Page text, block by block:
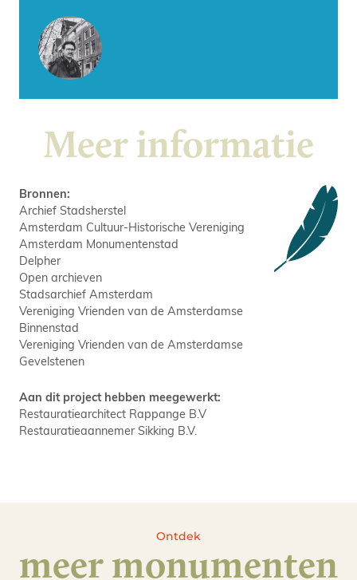
Meer informatie
Bronnen:
Archief Stadsherstel
Amsterdam Cultuur-Historische Vereniging
Amsterdam Monumentenstad
Delpher
Open archieven
Stadsarchief Amsterdam
Vereniging Vrienden van de Amsterdamse
Binnenstad
Vereniging Vrienden van de Amsterdamse
Gevelstenen
Aan dit project hebben meegewerkt:
Restauratiearchitect Rappange B.V
Restauratieaannemer Sikking B.V.
Ontdek
meer monumenten